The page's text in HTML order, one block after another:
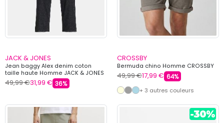
JACK & JONES
Jean baggy Alex denim coton
taille haute Homme JACK & JONES
49,99 €31,99 € 36%
CROSSBY
Bermuda chino Homme CROSSBY
49,99 €17,99 € 64%
+ 3 autres couleurs